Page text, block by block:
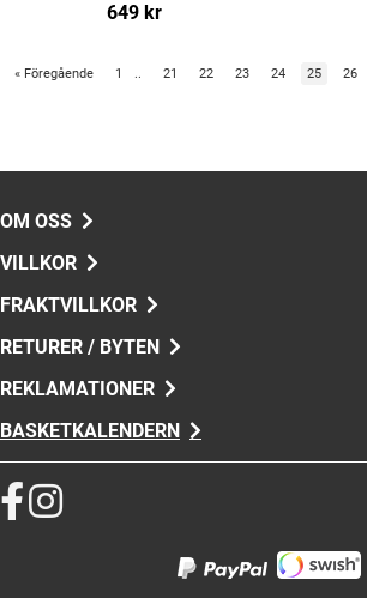
649 kr
« Föregående 1 .. 21 22 23 24 25 26
OM OSS
VILLKOR
FRAKTVILLKOR
RETURER / BYTEN
REKLAMATIONER
BASKETKALENDERN